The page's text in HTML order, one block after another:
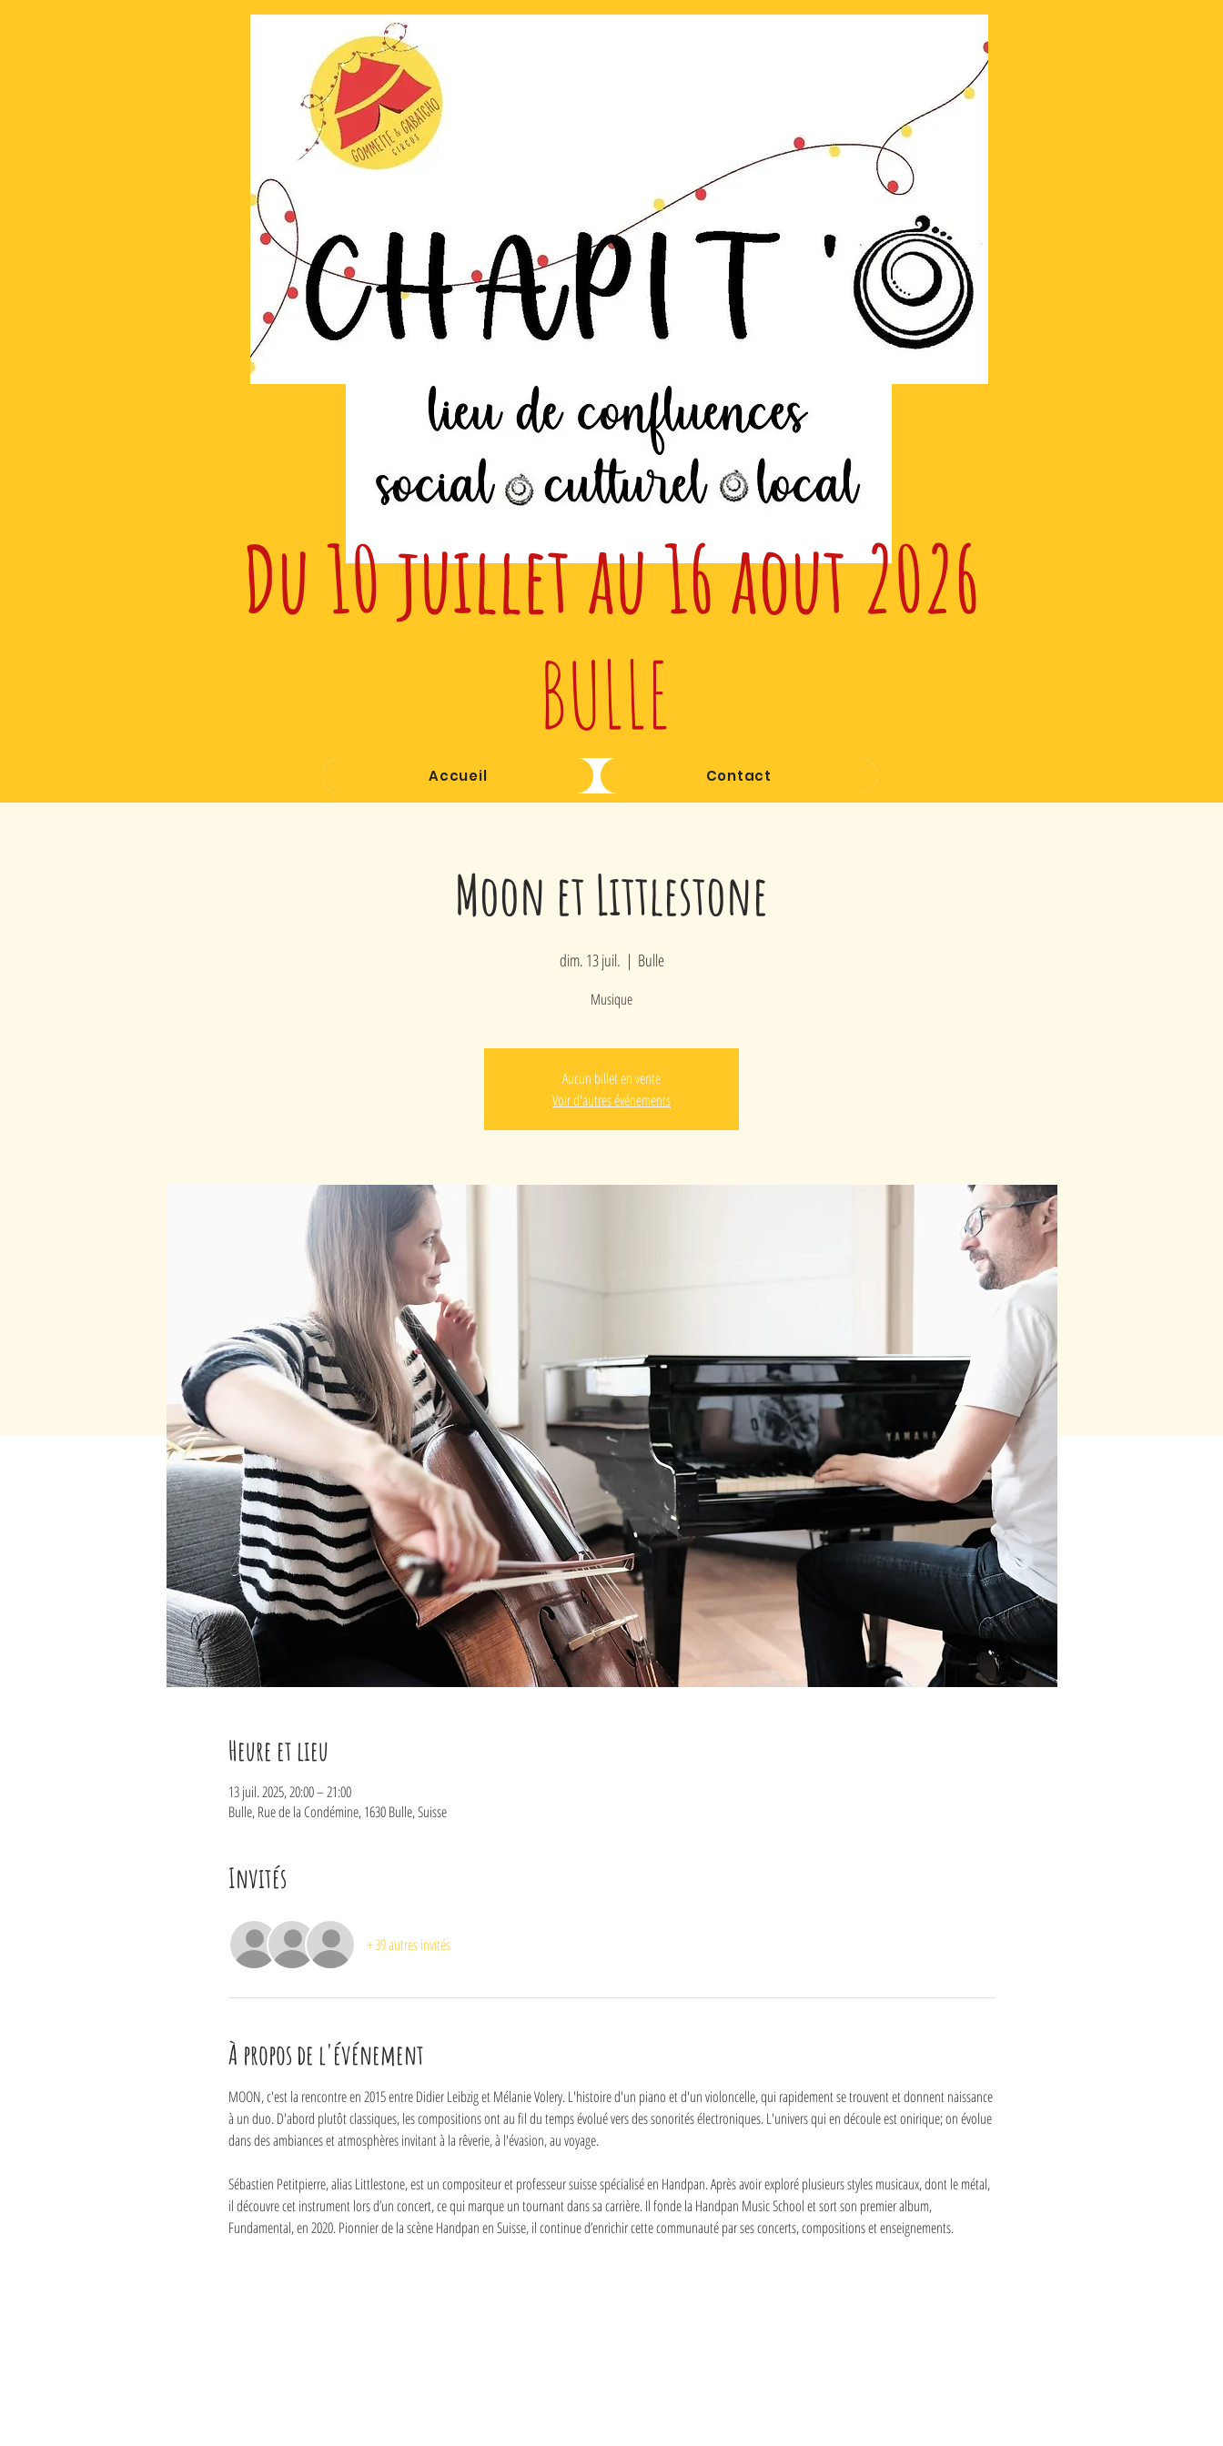
Du 10 juillet au 16 aout 2026
BULLE
Accueil Contact
Moon et Littlestone
dim. 13 juil.
  |
Bulle
Musique
Aucun billet en vente
Voir d'autres événements
Heure et lieu
13 juil. 2025, 20:00 – 21:00
Bulle, Rue de la Condémine, 1630 Bulle, Suisse
Invités
+ 39 autres invités
À propos de l'événement
MOON, c'est la rencontre en 2015 entre Didier Leibzig et Mélanie Volery. L'histoire d'un piano et d'un violoncelle, qui rapidement se trouvent et donnent naissance
à un duo. D'abord plutôt classiques, les compositions ont au fil du temps évolué vers des sonorités électroniques. L'univers qui en découle est onirique; on évolue
dans des ambiances et atmosphères invitant à la rêverie, à l'évasion, au voyage.
Sébastien Petitpierre, alias Littlestone, est un compositeur et professeur suisse spécialisé en Handpan. Après avoir exploré plusieurs styles musicaux, dont le métal,
il découvre cet instrument lors d’un concert, ce qui marque un tournant dans sa carrière. Il fonde la Handpan Music School et sort son premier album,
Fundamental, en 2020. Pionnier de la scène Handpan en Suisse, il continue d’enrichir cette communauté par ses concerts, compositions et enseignements.